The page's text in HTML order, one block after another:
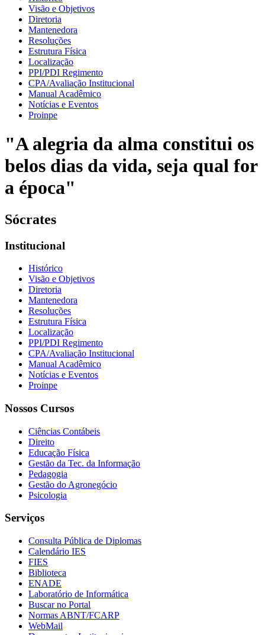
Visão e Objetivos
Diretoria
Mantenedora
Resoluções
Estrutura Física
Localização
PPI/PDI Regimento
CPA/Avaliação Institucional
Manual Acadêmico
Notícias e Eventos
Proinpe
"A alegria da alma constitui os
belos dias da vida, seja qual for
a época"
Sócrates
Institucional
Histórico
Visão e Objetivos
Diretoria
Mantenedora
Resoluções
Estrutura Física
Localização
PPI/PDI Regimento
CPA/Avaliação Institucional
Manual Acadêmico
Notícias e Eventos
Proinpe
Nossos Cursos
Ciências Contábeis
Direito
Educação Física
Gestão da Tec. da Informação
Pedagogia
Gestão do Agronegócio
Psicologia
Serviços
Consulta Pública de Diplomas
Calendário IES
FIES
Biblioteca
ENADE
Laboratório de Informática
Buscar no Portal
Normas ABNT/FCARP
WebMail